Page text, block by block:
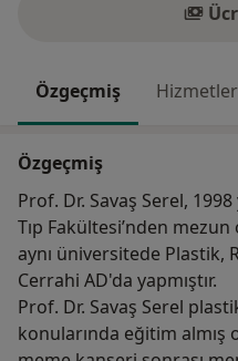
Özgeçmiş Hizmetler
Özgeçmiş
Prof. Dr. Savaş Serel,
Tıp Fakültesi’nden
aynı üniversitede Plastik,
Cerrahi AD'da yapmıştır.
Prof. Dr. Savaş Serel
konularında eğitim